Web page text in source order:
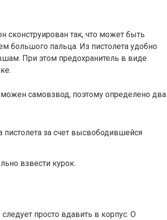
сконструирован так, что может быть
большого пальца. Из пистолета удобно
При этом предохранитель в виде
самовзвод, поэтому определено два
за счет высвободившейся
взвести курок.
просто вдавить в корпус. О